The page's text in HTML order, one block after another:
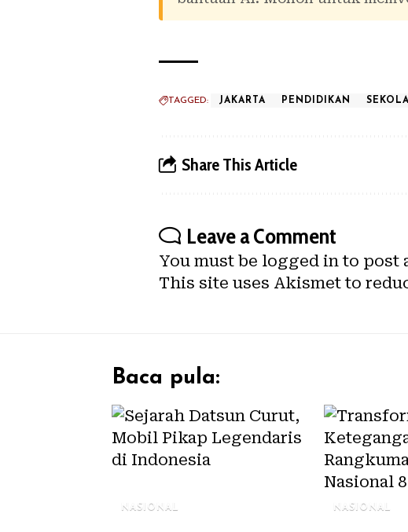
TAGGED: JAKARTA PENDIDIKAN
Share This Article
Leave a Comment
You must be logged in to post
This site uses Akismet to
Baca pula:
NASIONAL NASIONAL